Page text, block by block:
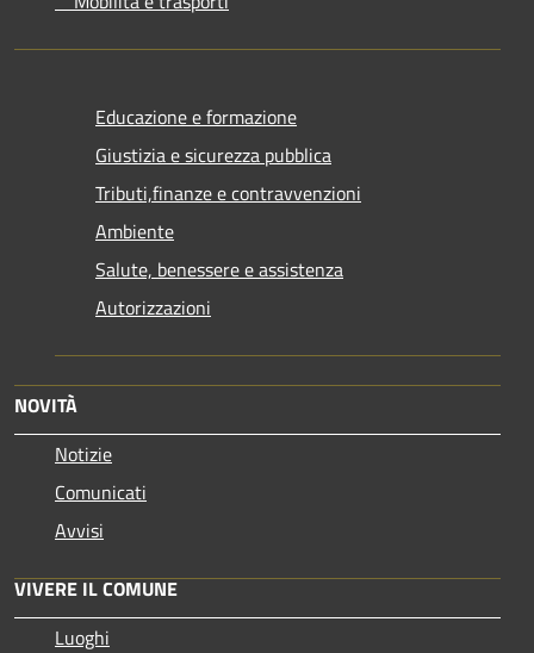
Educazione e formazione
Giustizia e sicurezza pubblica
Tributi,finanze e contravvenzioni
Ambiente
Salute, benessere e assistenza
Autorizzazioni
NOVITÀ
Notizie
Comunicati
Avvisi
VIVERE IL COMUNE
Luoghi